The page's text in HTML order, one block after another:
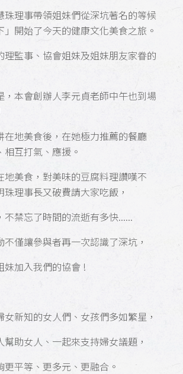
珠理事帶領姐妹們從深坑著名的等候
」開始了今天的健康文化美食之旅。
理監事、協會姐妹及姐妹朋友家眷的
，本會創辦人李元貞老師中午也到場
在地美食後，在她極力推薦的餐廳
互打氣、應援。
地美食，對美味的豆腐料理讚嘆不
理事長又破費請大家吃飯，
不禁忘了時間的流逝有多快......
僅讓參與者再一次認識了深坑，
妹加入我們的協會 !
女新知的女人們、女孩們多如繁星，
助女人、一起來支持婦女議題，
更平等、更多元、更融合。